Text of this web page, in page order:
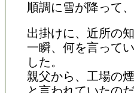
順調に雪が降って
出掛けに、近所の
一瞬、何を言って
した。
親父から、工場の